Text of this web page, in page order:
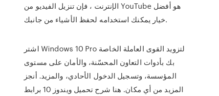
الإنترنت ، فإن تنزيل الفيديو من YouTube هو أفضل
خيار يمكنك استخدامه لحفظ الأشياء من جانبك.
اشتر Windows 10 Pro لتزويد القوى العاملة الخاصة
بك بأدوات التعاون المحسّنة، والأمان على مستوى
المؤسسة، وتسجيل الدخول الأحادي، والمزيد. أنجز
المزيد من أي مكان. هنا شرح تحميل ويندوز 10 برابط